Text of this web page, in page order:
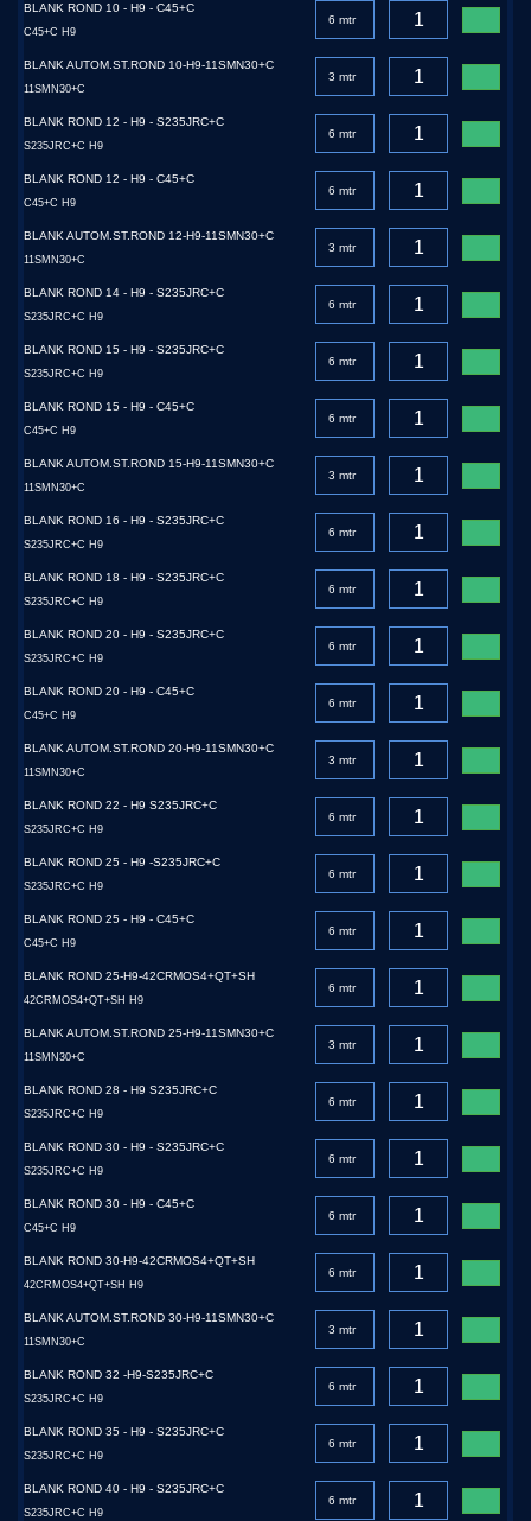
BLANK ROND 10 - H9 - C45+C
C45+C H9
BLANK AUTOM.ST.ROND 10-H9-11SMN30+C
11SMN30+C
BLANK ROND 12 - H9 - S235JRC+C
S235JRC+C H9
BLANK ROND 12 - H9 - C45+C
C45+C H9
BLANK AUTOM.ST.ROND 12-H9-11SMN30+C
11SMN30+C
BLANK ROND 14 - H9 - S235JRC+C
S235JRC+C H9
BLANK ROND 15 - H9 - S235JRC+C
S235JRC+C H9
BLANK ROND 15 - H9 - C45+C
C45+C H9
BLANK AUTOM.ST.ROND 15-H9-11SMN30+C
11SMN30+C
BLANK ROND 16 - H9 - S235JRC+C
S235JRC+C H9
BLANK ROND 18 - H9 - S235JRC+C
S235JRC+C H9
BLANK ROND 20 - H9 - S235JRC+C
S235JRC+C H9
BLANK ROND 20 - H9 - C45+C
C45+C H9
BLANK AUTOM.ST.ROND 20-H9-11SMN30+C
11SMN30+C
BLANK ROND 22 - H9 S235JRC+C
S235JRC+C H9
BLANK ROND 25 - H9 -S235JRC+C
S235JRC+C H9
BLANK ROND 25 - H9 - C45+C
C45+C H9
BLANK ROND 25-H9-42CRMOS4+QT+SH
42CRMOS4+QT+SH H9
BLANK AUTOM.ST.ROND 25-H9-11SMN30+C
11SMN30+C
BLANK ROND 28 - H9 S235JRC+C
S235JRC+C H9
BLANK ROND 30 - H9 - S235JRC+C
S235JRC+C H9
BLANK ROND 30 - H9 - C45+C
C45+C H9
BLANK ROND 30-H9-42CRMOS4+QT+SH
42CRMOS4+QT+SH H9
BLANK AUTOM.ST.ROND 30-H9-11SMN30+C
11SMN30+C
BLANK ROND 32 -H9-S235JRC+C
S235JRC+C H9
BLANK ROND 35 - H9 - S235JRC+C
S235JRC+C H9
BLANK ROND 40 - H9 - S235JRC+C
S235JRC+C H9